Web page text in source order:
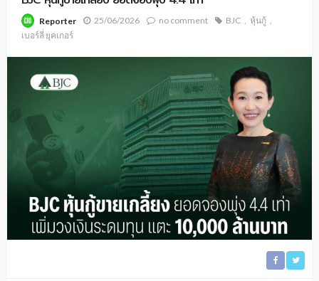
Reporter 25/06/2026 no comment BJC
หุ้นกู้
เบอร์ลี่ ยุคเกอร์